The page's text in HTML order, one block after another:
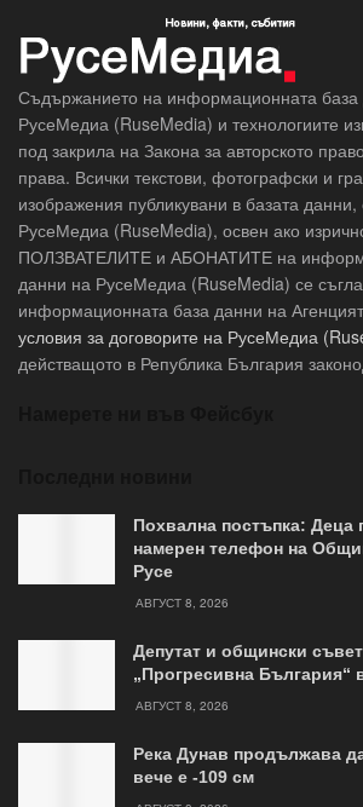
Съдържанието на информационната база
РусеМедиа (RuseMedia) и технологиите
под закрила на Закона за авторското
права. Всички текстови, фотографски и
изображения публикувани в базата данни,
РусеМедиа (RuseMedia), освен ако
ПОЛЗВАТЕЛИТЕ и АБОНАТИТЕ на
данни на РусеМедиа (RuseMedia) се
информационната база данни на
условия за договорите на РусеМедиа
действащото в Република България
Похвална постъпка: Деца
намерен телефон на
Русе
АВГУСТ 8, 2026
Депутат и общински
„Прогресивна България“
АВГУСТ 8, 2026
Река Дунав продължава
вече е -109 см